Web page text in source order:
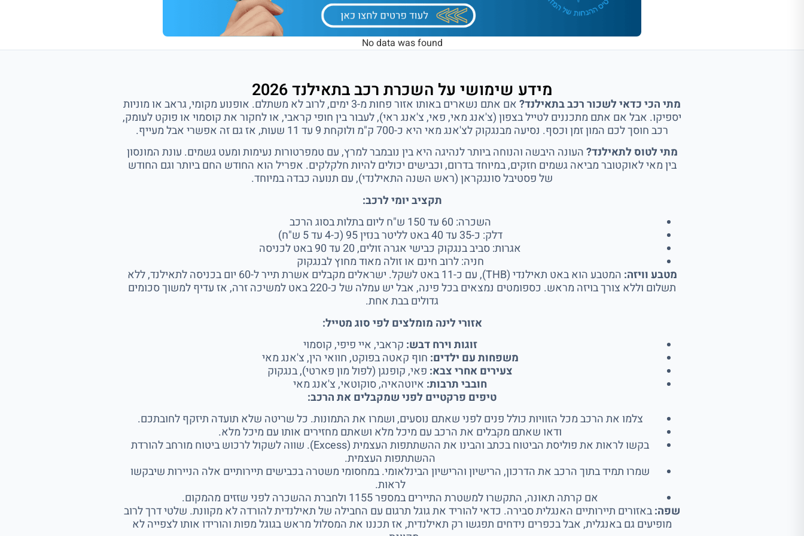
No data was found
מידע שימושי על השכרת רכב בתאילנד 2026
מתי הכי כדאי לשכור רכב בתאילנד?
אם אתם נשארים באותו אזור פחות מ-3 ימים, לרוב לא משתלם. אופנוע מקומי, גראב או מוניות
יספיקו. אבל אם אתם מתכננים לטייל בצפון (צ'אנג מאי, פאי, צ'אנג ראי), לעבור בין חופי קראבי, או לחקור את קוסמוי או פוקט לעומק,
רכב חוסך לכם המון זמן וכסף. נסיעה מבנגקוק לצ'אנג מאי היא כ-700 ק"מ ולוקחת 9 עד 11 שעות, אז גם זה אפשרי אבל מעייף.
מתי לטוס לתאילנד?העונה היבשה והנוחה ביותר לנהיגה היא בין נובמבר למרץ, עם טמפרטורות נעימות ומעט גשמים. עונת המונסון
בין מאי לאוקטובר מביאה גשמים חזקים, במיוחד בדרום, וכבישים יכולים להיות חלקלקים. אפריל הוא החודש החם ביותר וגם החודש
של פסטיבל סונגקראן (ראש השנה התאילנדי), עם תנועה כבדה במיוחד.
תקציב יומי לרכב:
השכרה: 60 עד 150 ש"ח ליום בתלות בסוג הרכב
דלק: כ-35 עד 40 באט לליטר בנזין 95 (כ-4 עד 5 ש"ח)
אגרות: סביב בנגקוק כבישי אגרה זולים, 20 עד 90 באט לכניסה
חניה: לרוב חינם או זולה מאוד מחוץ לבנגקוק
מטבע וויזה:
המטבע הוא באט תאילנדי (THB), עם כ-11 באט לשקל. ישראלים מקבלים אשרת תייר ל-60 יום בכניסה לתאילנד, ללא
תשלום וללא צורך בויזה מראש. כספומטים נמצאים בכל פינה, אבל יש עמלה של כ-220 באט למשיכה זרה, אז עדיף למשוך סכומים
גדולים בבת אחת.
אזורי לינה מומלצים לפי סוג מטייל:
זוגות וירח דבש: קראבי, איי פיפי, קוסמוי
משפחות עם ילדים: חוף קאטה בפוקט, חוואי הין, צ'אנג מאי
צעירים אחרי צבא: פאי, קופנגן (לפול מון פארטי), בנגקוק
חובבי תרבות: איוטהאיה, סוקוטאי, צ'אנג מאי
טיפים פרקטיים לפני שמקבלים את הרכב:
צלמו את הרכב מכל הזוויות כולל פנים לפני שאתם נוסעים, ושמרו את התמונות. כל שריטה שלא תועדה תיזקף לחובתכם.
ודאו שאתם מקבלים את הרכב עם מיכל מלא ושאתם מחזירים אותו עם מיכל מלא.
בקשו לראות את פוליסת הביטוח בכתב והבינו את ההשתתפות העצמית (Excess). שווה לשקול לרכוש ביטוח מורחב להורדת
ההשתתפות העצמית.
שמרו תמיד בתוך הרכב את הדרכון, הרישיון והרישיון הבינלאומי. במחסומי משטרה בכבישים תיירותיים אלה הניירות שיבקשו
לראות.
אם קרתה תאונה, התקשרו למשטרת התיירים במספר 1155 ולחברת ההשכרה לפני שזזים מהמקום.
שפה:באזורים תיירותיים האנגלית סבירה. כדאי להוריד את גוגל תרגום עם החבילה של תאילנדית להורדה לא מקוונת. שלטי דרך לרוב
מופיעים גם באנגלית, אבל בכפרים נידחים תפגשו רק תאילנדית, אז תכננו את המסלול מראש בגוגל מפות והורידו אותו לצפייה לא